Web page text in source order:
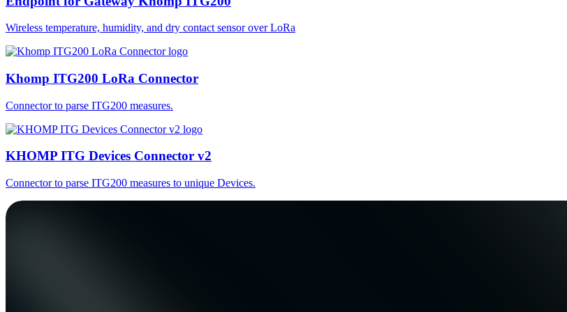
Wireless temperature, humidity, and dry contact sensor over LoRa
Khomp ITG200 LoRa Connector
Connector to parse ITG200 measures.
KHOMP ITG Devices Connector v2
Connector to parse ITG200 measures to unique Devices.